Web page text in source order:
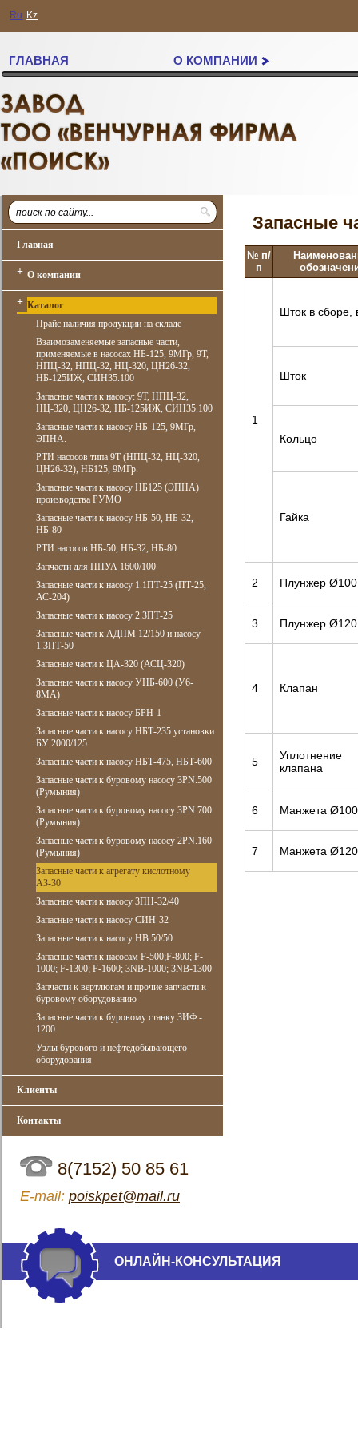
Ru Kz
ГЛАВНАЯ О КОМПАНИИ
Главная
+ О компании
+ Каталог
Прайс наличия продукции на складе
Взаимозаменяемые запасные части,
применяемые в насосах НБ-125, 9МГр, 9Т,
НПЦ-32, НПЦ-32, НЦ-320, ЦН26-32,
НБ-125ИЖ, СИН35.100
Запасные части к насосу: 9Т, НПЦ-32,
НЦ-320, ЦН26-32, НБ-125ИЖ, СИН35.100
Запасные части к насосу НБ-125, 9МГр,
ЭПНА.
РТИ насосов типа 9Т (НПЦ-32, НЦ-320,
ЦН26-32), НБ125, 9МГр.
Запасные части к насосу НБ125 (ЭПНА)
производства РУМО
Запасные части к насосу НБ-50, НБ-32,
НБ-80
РТИ насосов НБ-50, НБ-32, НБ-80
Запчасти для ППУА 1600/100
Запасные части к насосу 1.1ПТ-25 (ПТ-25,
АС-204)
Запасные части к насосу 2.3ПТ-25
Запасные части к АДПМ 12/150 и насосу
1.3ПТ-50
Запасные части к ЦА-320 (АСЦ-320)
Запасные части к насосу УНБ-600 (У6-
8МА)
Запасные части к насосу БРН-1
Запасные части к насосу НБТ-235 установки
БУ 2000/125
Запасные части к насосу НБТ-475, НБТ-600
Запасные части к буровому насосу 3PN.500
(Румыния)
Запасные части к буровому насосу 3PN.700
(Румыния)
Запасные части к буровому насосу 2PN.160
(Румыния)
Запасные части к агрегату кислотному
АЗ-30
Запасные части к насосу 3ПН-32/40
Запасные части к насосу СИН-32
Запасные части к насосу НВ 50/50
Запасные части к насосам F-500;F-800; F-
1000; F-1300; F-1600; 3NB-1000; 3NB-1300
Запчасти к вертлюгам и прочие запчасти к
буровому оборудованию
Запасные части к буровому станку ЗИФ -
1200
Узлы бурового и нефтедобывающего
оборудования
Клиенты
Контакты
8(7152) 50 85 61
Е-mail: poiskpet@mail.ru
Запасные
№ п/
п
1
Шток в сборе,
Шток
Кольцо
Гайка
2 Плунжер Ø100
3 Плунжер Ø120
4 Клапан
5
Уплотнение
клапана
6 Манжета Ø100
7 Манжета Ø120
ОНЛАЙН-КОНСУЛЬТАЦИЯ